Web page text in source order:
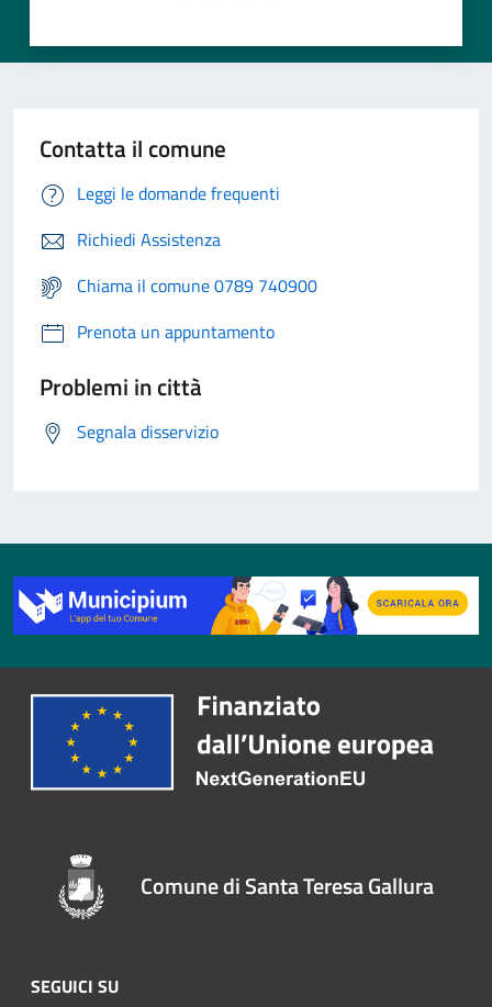
Contatta il comune
Leggi le domande frequenti
Richiedi Assistenza
Chiama il comune 0789 740900
Prenota un appuntamento
Problemi in città
Segnala disservizio
Comune di Santa Teresa Gallura
SEGUICI SU